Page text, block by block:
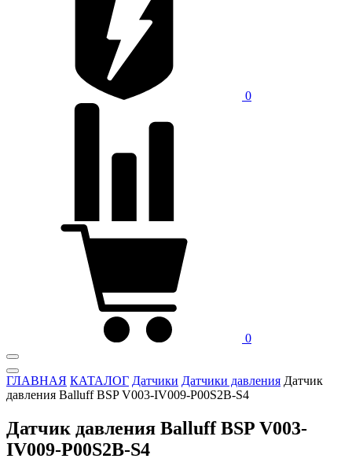
0
0
ГЛАВНАЯ КАТАЛОГ Датчики Датчики давления Датчик
давления Balluff BSP V003-IV009-P00S2B-S4
Датчик давления Balluff BSP V003-
IV009-P00S2B-S4